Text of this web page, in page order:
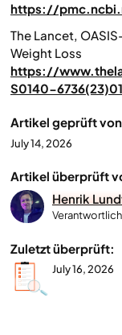
https://
The Lancet,
Weight Loss
https://
S0140-
Artikel geprüft
July 14, 2026
Artikel überprüft
Henrik
Zuletzt überprüft:
July 16, 2026